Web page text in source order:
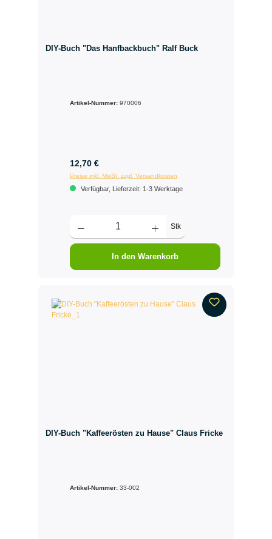
DIY-Buch "Das Hanfbackbuch" Ralf Buck
Artikel-Nummer: 970006
12,70 €
Preise inkl. MwSt. zzgl. Versandkosten
Verfügbar, Lieferzeit: 1-3 Werktage
Stk
In den Warenkorb
DIY-Buch "Kaffeerösten zu Hause" Claus Fricke
Artikel-Nummer: 33-002